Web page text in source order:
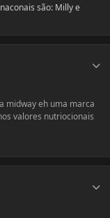
são: Milly e
midway eh uma marca
valores nutriocionais